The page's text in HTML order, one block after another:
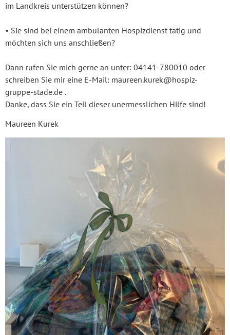
im Landkreis unterstützen können?
• Sie sind bei einem ambulanten Hospizdienst tätig und
möchten sich uns anschließen?
Dann rufen Sie mich gerne an unter: 04141-780010 oder
schreiben Sie mir eine E-Mail: maureen.kurek@hospiz-
gruppe-stade.de .
Danke, dass Sie ein Teil dieser unermesslichen Hilfe sind!
Maureen Kurek